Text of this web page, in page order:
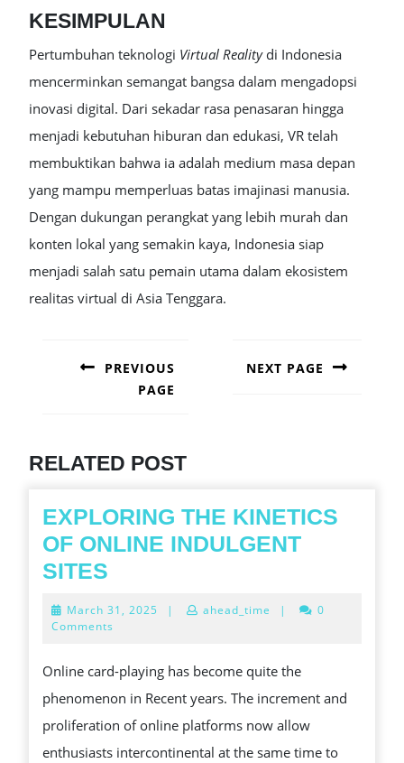
KESIMPULAN
Pertumbuhan teknologi Virtual Realitydi Indonesia
mencerminkan semangat bangsa dalam mengadopsi
inovasi digital. Dari sekadar rasa penasaran hingga
menjadi kebutuhan hiburan dan edukasi, VR telah
membuktikan bahwa ia adalah medium masa depan
yang mampu memperluas batas imajinasi manusia.
Dengan dukungan perangkat yang lebih murah dan
konten lokal yang semakin kaya, Indonesia siap
menjadi salah satu pemain utama dalam ekosistem
realitas virtual di Asia Tenggara.
NAVIGATION
PREVIOUS
PAGE
NEXT PAGE
RELATED POST
EXPLORING THE KINETICS
OF ONLINE INDULGENT
SITES
KINETICS
ONLINE
INDULGENT
SITES
March 31, 2025 March
| ahead_time |
0
Comments
Online card-playing has become quite the
phenomenon in Recent years. The increment and
proliferation of online platforms now allow
enthusiasts intercontinental at the same time to